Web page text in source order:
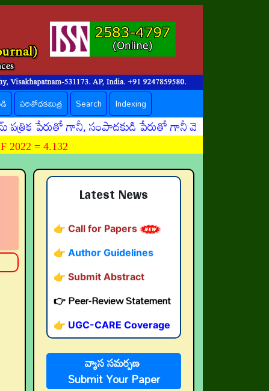
పరిశోధకమిత్ర Search Indexing
పేరుతో గానీ, సంపాదకుడి పేరుతో గానీ మోసపూరితమైన
= 4.132
Latest News
👉 నవతరం పరిశోధనలు
👉 Current Issue
👉 Author Guidelines
👉 Submit Abstract
👉 Peer-Review Statement
👉 UGC-CARE Coverage
👉 UGC-CARE రద్దు
వ్యాస సమర్పణ
Submit Your Paper